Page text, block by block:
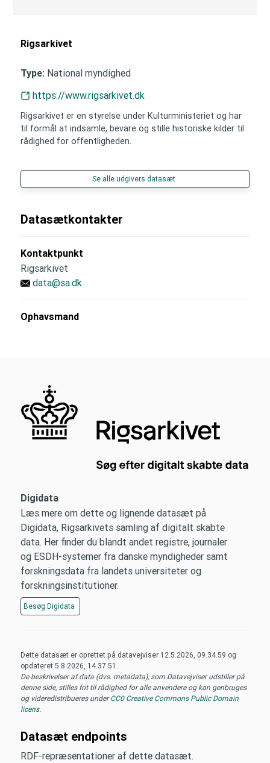
Rigsarkivet
Type: National myndighed
https://www.rigsarkivet.dk
Rigsarkivet er en styrelse under Kulturministeriet og har
til formål at indsamle, bevare og stille historiske kilder til
rådighed for offentligheden.
Se alle udgivers datasæt
Datasætkontakter
Kontaktpunkt
Rigsarkivet
data@sa.dk
Ophavsmand
Digidata
Læs mere om dette og lignende datasæt på
Digidata, Rigsarkivets samling af digitalt skabte
data. Her finder du blandt andet registre, journaler
og ESDH-systemer fra danske myndigheder samt
forskningsdata fra landets universiteter og
forskningsinstitutioner.
Besøg Digidata
Dette datasæt er oprettet på datavejviser 12.5.2026, 09.34.59 og
opdateret5.8.2026, 14.37.51 .
De beskrivelser af data (dvs. metadata), som Datavejviser udstiller på
denne side, stilles frit til rådighed for alle anvendere og kan genbruges
og videredistribueres underCC0 Creative Commons Public Domain
licens.
Datasæt endpoints
RDF-repræsentationer af dette datasæt.